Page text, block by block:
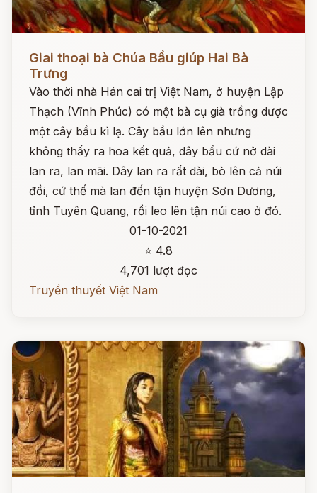
Giai thoại bà Chúa Bầu giúp Hai Bà
Trưng
Vào thời nhà Hán cai trị Việt Nam, ở huyện Lập
Thạch (Vĩnh Phúc) có một bà cụ già trồng dược
một cây bầu kì lạ. Cây bầu lớn lên nhưng
không thấy ra hoa kết quả, dây bầu cứ nở dài
lan ra, lan mãi. Dây lan ra rất dài, bò lên cả núi
đồi, cứ thế mà lan đến tận huyện Sơn Dương,
tỉnh Tuyên Quang, rồi leo lên tận núi cao ở đó.
01-10-2021
⭐ 4.8
4,701 lượt đọc
Truyền thuyết Việt Nam